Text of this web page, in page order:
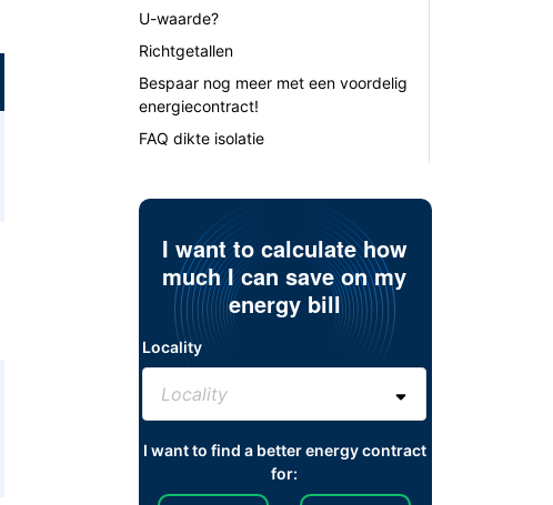
U-waarde?
Richtgetallen
Bespaar nog meer met een voordelig
energiecontract!
FAQ dikte isolatie
I want to calculate how
much I can save on my
energy bill
Locality
I want to find a better energy contract
for: